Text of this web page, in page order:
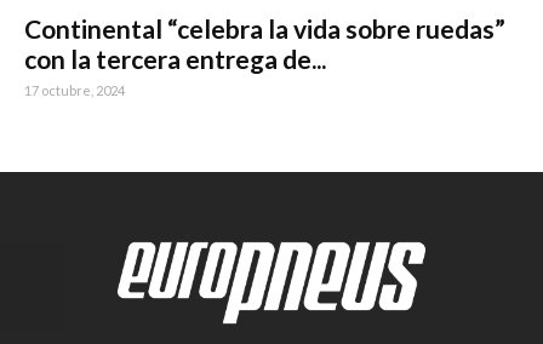
Continental “celebra la vida sobre ruedas”
con la tercera entrega de...
17 octubre, 2024